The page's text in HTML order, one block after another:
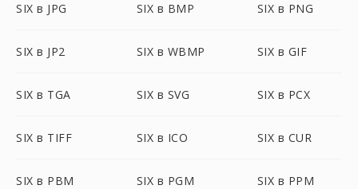
SIX в JPG SIX в BMP SIX в PNG
SIX в JP2 SIX в WBMP SIX в GIF
SIX в TGA SIX в SVG SIX в PCX
SIX в TIFF SIX в ICO SIX в CUR
SIX в PBM SIX в PGM SIX в PPM